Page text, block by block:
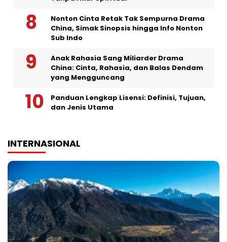
Nonton Cinta Retak Tak Sempurna Drama
China, Simak Sinopsis hingga Info Nonton
Sub Indo
Anak Rahasia Sang Miliarder Drama
China: Cinta, Rahasia, dan Balas Dendam
yang Mengguncang
Panduan Lengkap Lisensi: Definisi, Tujuan,
dan Jenis Utama
INTERNASIONAL